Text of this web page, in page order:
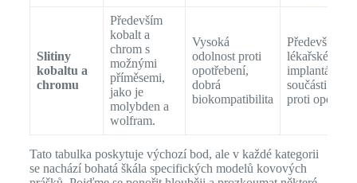
Slitiny
kobaltu a
chromu
Především
kobalt a
chrom s
možnými
příměsemi,
jako je
molybden a
wolfram.
Vysoká
odolnost proti
opotřebení,
dobrá
biokompatibilita
Především
lékařské
implantáty a
součásti
proti
Tato tabulka poskytuje výchozí bod, ale v každé kategorii
se nachází bohatá škála specifických modelů kovových